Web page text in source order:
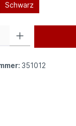
Schwarz
351012